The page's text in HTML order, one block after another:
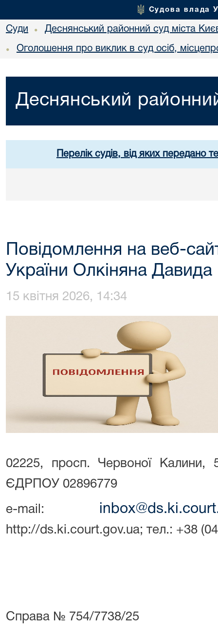
Судова влада
Суди • Деснянський районний суд міста
• Оголошення про виклик в суд осіб,
Деснянський
Перелік судів, від яких передано
Повідомлення на веб-
України Олкіняна
15 квітня 2026, 14:34
02225, просп. Червоної Калини,
ЄДРПОУ 02896779
e-mail:
http://ds.ki.court.gov.ua; тел.: +38
Справа № 754/7738/25